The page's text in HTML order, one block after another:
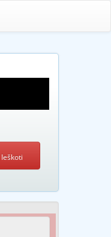
Ieškoti